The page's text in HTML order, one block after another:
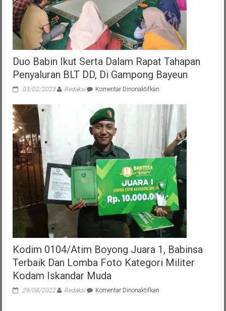
Duo Babin Ikut Serta Dalam Rapat Tahapan
Penyaluran BLT DD, Di Gampong Bayeun
03/02/2023 Redaksi Komentar Dinonaktifkanpada
Babin
Ikut
Serta
Rapat
Tahapan
Penyaluran
DD,
Di
Gampong
Bayeun
Kodim 0104/Atim Boyong Juara 1, Babinsa
Terbaik Dan Lomba Foto Kategori Militer
Kodam Iskandar Muda
29/08/2022 Redaksi Komentar Dinonaktifkanpada